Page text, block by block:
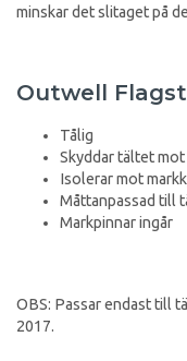
minskar det slitaget på
Outwell
Tålig
Skyddar tältet
Isolerar mot
Måttanpassad till
Markpinnar ingår
OBS: Passar endast till
2017.